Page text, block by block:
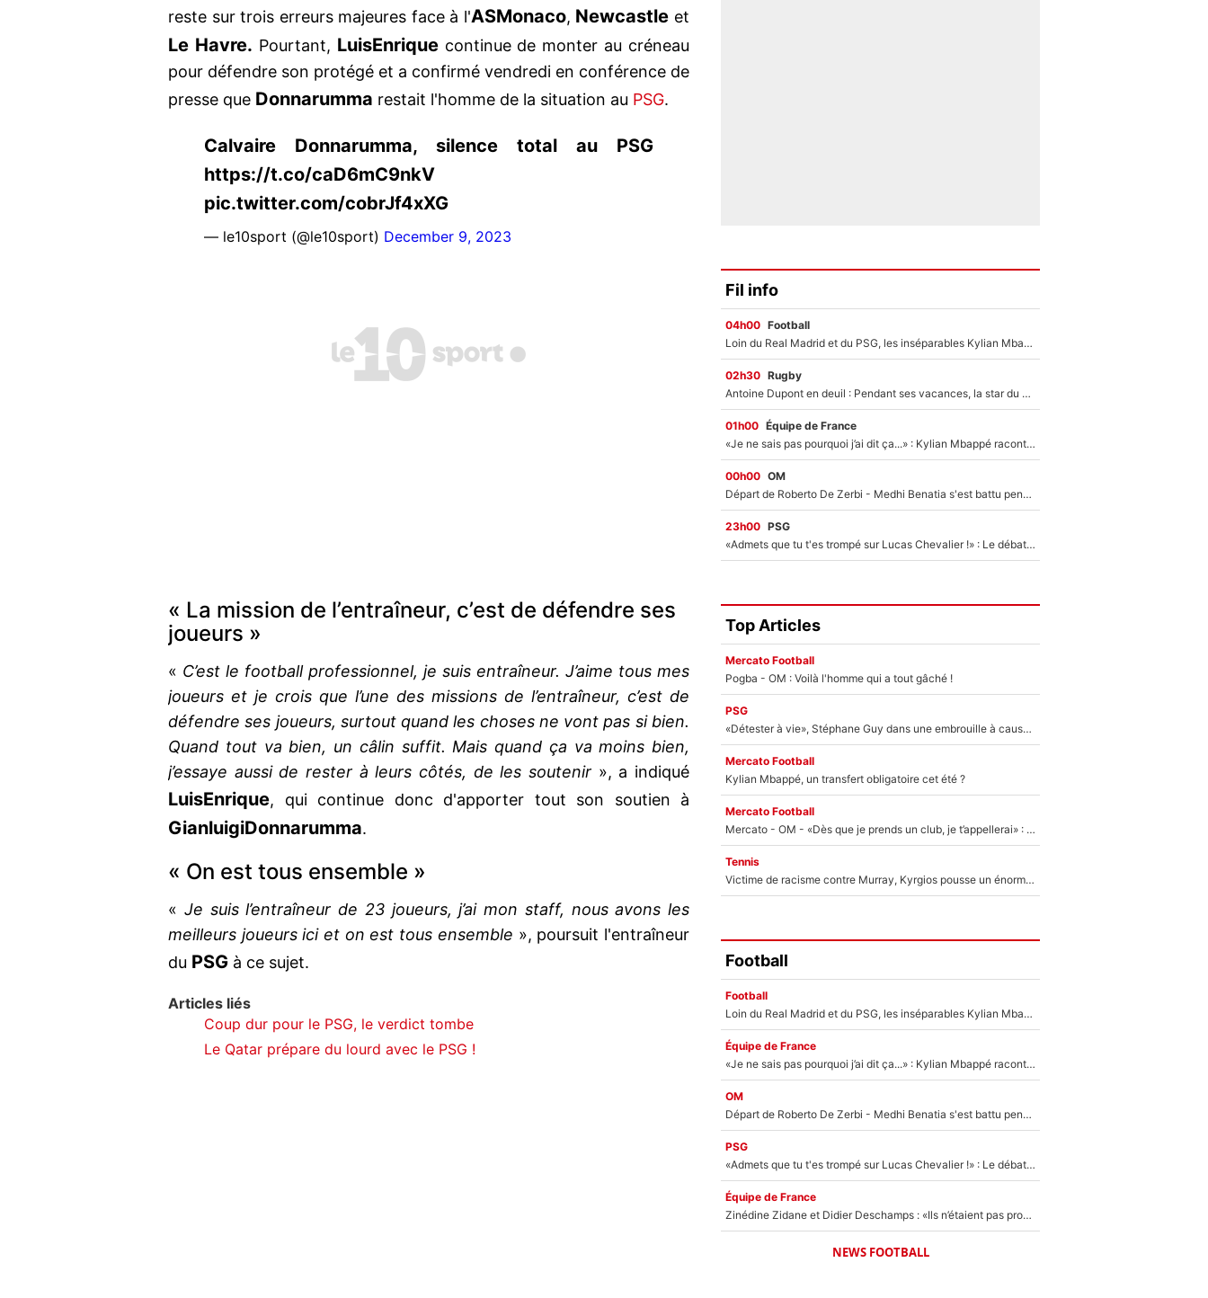
reste sur trois erreurs majeures face à l'ASMonaco, Newcastle et
Le Havre. Pourtant, LuisEnriquecontinue de monter au créneau
pour défendre son protégé et a confirmé vendredi en conférence de
presse que Donnarumma restait l'homme de la situation au PSG.
Calvaire Donnarumma, silence total au PSG
https://t.co/caD6mC9nkV
pic.twitter.com/cobrJf4xXG
— le10sport (@le10sport) December 9, 2023
« La mission de l’entraîneur, c’est de défendre ses
joueurs »
« C’est le football professionnel, je suis entraîneur. J’aime tous mes
joueurs et je crois que l’une des missions de l’entraîneur, c’est de
défendre ses joueurs, surtout quand les choses ne vont pas si bien.
Quand tout va bien, un câlin suffit. Mais quand ça va moins bien,
j’essaye aussi de rester à leurs côtés, de les soutenir », a indiqué
LuisEnrique, qui continue donc d'apporter tout son soutien à
GianluigiDonnarumma.
« On est tous ensemble »
« Je suis l’entraîneur de 23 joueurs, j’ai mon staff, nous avons les
meilleurs joueurs ici et on est tous ensemble », poursuit l'entraîneur
du PSG à ce sujet.
Articles liés
Coup dur pour le PSG, le verdict tombe
Le Qatar prépare du lourd avec le PSG !
Fil info
04h00 Football
Loin du Real Madrid et du PSG, les inséparables Kylian Mbappé et Achraf Hakimi changent d'équipe le temps d'une journée !
02h30 Rugby
Antoine Dupont en deuil : Pendant ses vacances, la star du XV de France a perdu sa grand-mère
01h00 Équipe de France
«Je ne sais pas pourquoi j’ai dit ça...» : Kylian Mbappé raconte sa première rencontre avec Zinédine Zidane (et c’est très drôle)
00h00 OM
Départ de Roberto De Zerbi - Medhi Benatia s'est battu pendant six mois pour le retenir à l'OM, le PSG a été le naufrage de trop : «Je pars avec toi»
23h00 PSG
«Admets que tu t'es trompé sur Lucas Chevalier !» : Le débat sur le gardien du PSG vire au clash à l'After Foot
Top Articles
Mercato Football
Pogba - OM : Voilà l'homme qui a tout gâché !
PSG
«Détester à vie», Stéphane Guy dans une embrouille à cause du PSG !
Mercato Football
Kylian Mbappé, un transfert obligatoire cet été ?
Mercato Football
Mercato - OM - «Dès que je prends un club, je t’appellerai» : La promesse de Marcelino au moment de claquer la porte
Tennis
Victime de racisme contre Murray, Kyrgios pousse un énorme coup de gueule !
Football
Football
Loin du Real Madrid et du PSG, les inséparables Kylian Mbappé et Achraf Hakimi changent d'équipe le temps d'une journée !
Équipe de France
«Je ne sais pas pourquoi j’ai dit ça...» : Kylian Mbappé raconte sa première rencontre avec Zinédine Zidane (et c’est très drôle)
OM
Départ de Roberto De Zerbi - Medhi Benatia s'est battu pendant six mois pour le retenir à l'OM, le PSG a été le naufrage de trop : «Je pars avec toi»
PSG
«Admets que tu t'es trompé sur Lucas Chevalier !» : Le débat sur le gardien du PSG vire au clash à l'After Foot
Équipe de France
Zinédine Zidane et Didier Deschamps : «Ils n’étaient pas proches», les confidences d’un membre de l’équipe de France 1998 sur leur relation spéciale
NEWS FOOTBALL